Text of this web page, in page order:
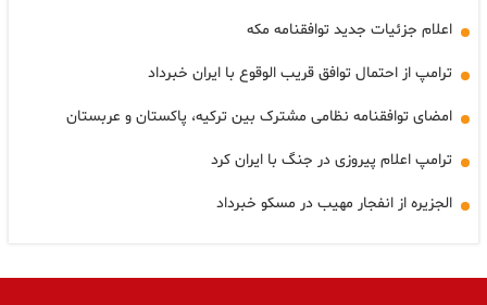
اعلام جزئیات جدید توافقنامه مکه
ترامپ از احتمال توافق قریب الوقوع با ایران خبرداد
امضای توافقنامه نظامی مشترک بین ترکیه، پاکستان و عربستان
ترامپ اعلام پیروزی در جنگ با ایران کرد
الجزیره از انفجار مهیب در مسکو خبرداد